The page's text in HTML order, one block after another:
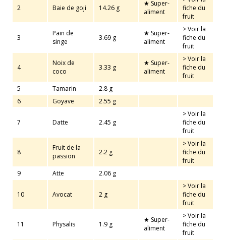
2 Baie de goji 14.26 g
★ Super-
aliment
fiche du
fruit
3
Pain de
singe
3.69 g
★ Super-
aliment
> Voir la
fiche du
fruit
4
Noix de
coco
3.33 g
★ Super-
aliment
> Voir la
fiche du
fruit
5
Tamarin
2.8 g
6
Goyave 2.55 g
7 Datte 2.45 g
> Voir la
fiche du
fruit
8
Fruit de la
passion
2.2 g
> Voir la
fiche du
fruit
9
Atte 2.06 g
10 Avocat 2 g
> Voir la
fiche du
fruit
11 Physalis 1.9 g
★ Super-
aliment
> Voir la
fiche du
fruit